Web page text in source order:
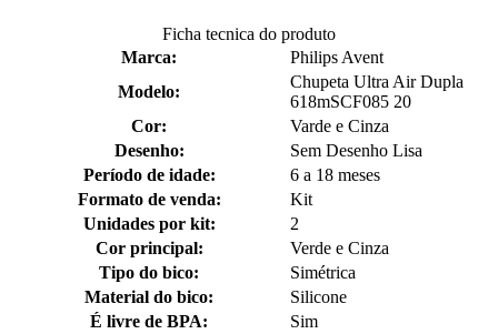
Ficha tecnica do produto
Marca:
Philips Avent
Modelo:
Chupeta Ultra Air Dupla
618mSCF085 20
Cor:
Varde e Cinza
Desenho:
Sem Desenho Lisa
Período de idade:
6 a 18 meses
Formato de venda:
Kit
Unidades por kit:
2
Cor principal:
Verde e Cinza
Tipo do bico:
Simétrica
Material do bico:
Silicone
É livre de BPA:
Sim